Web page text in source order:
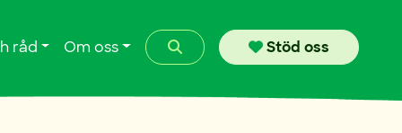
råd Om oss Search Stöd oss